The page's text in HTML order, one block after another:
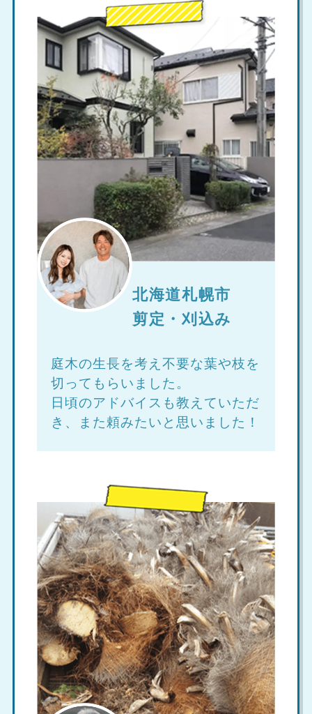
北海道札幌市
剪定・刈込み
庭木の生長を考え不要な葉や枝を
切ってもらいました。
日頃のアドバイスも教えていただ
き、また頼みたいと思いました！